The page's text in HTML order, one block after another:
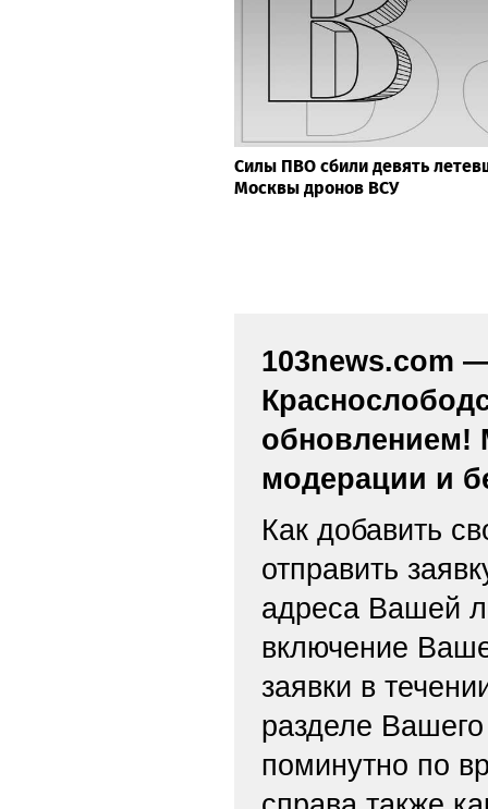
Силы ПВО сбили девять
Москвы дронов ВСУ
103news.com
обновлением!
модерации и
Как добавить
отправить
адреса Вашей
включение
заявки в
разделе
поминутно по